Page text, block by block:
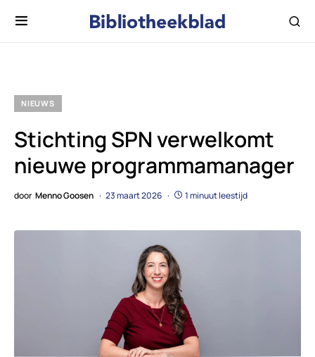
NIEUWS
Stichting SPN verwelkomt
nieuwe programmamanager
door Menno Goosen 23 maart 2026 1 minuut leestijd